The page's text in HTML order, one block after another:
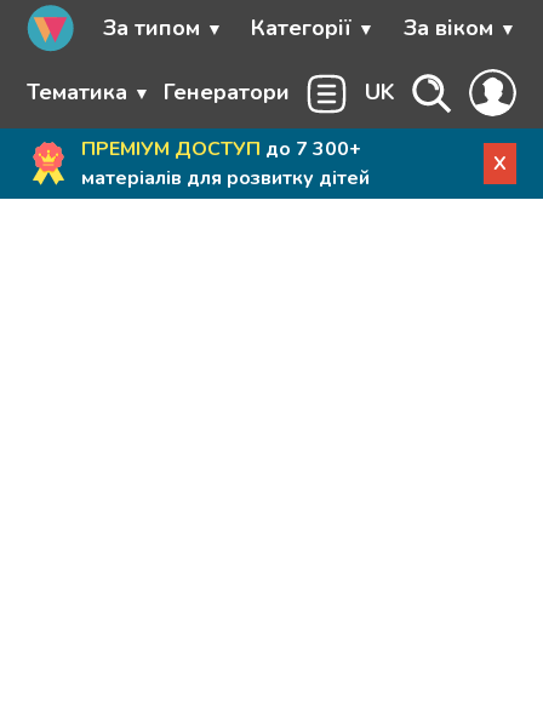
За типом Категорії За віком
Тематика Генератори UK
ПРЕМІУМ ДОСТУП до 7 300+
матеріалів для розвитку дітей
X